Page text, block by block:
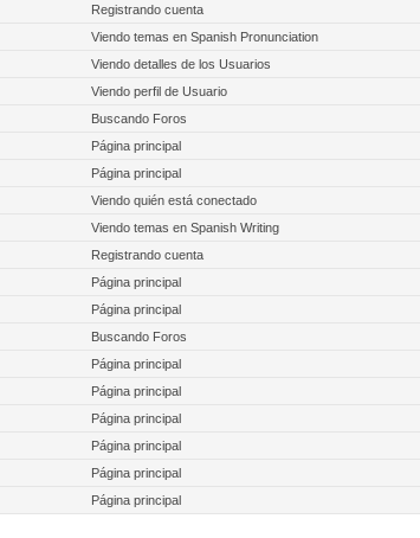
Registrando cuenta
Viendo temas en Spanish Pronunciation
Viendo detalles de los Usuarios
Viendo perfil de Usuario
Buscando Foros
Página principal
Página principal
Viendo quién está conectado
Viendo temas en Spanish Writing
Registrando cuenta
Página principal
Página principal
Buscando Foros
Página principal
Página principal
Página principal
Página principal
Página principal
Página principal